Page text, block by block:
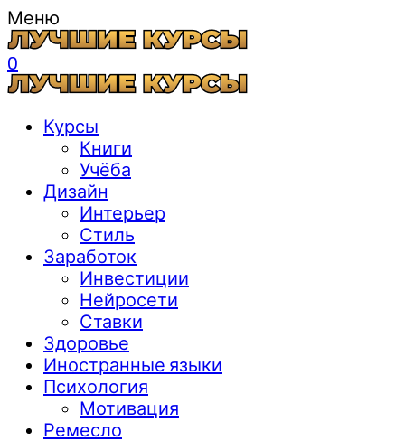
Меню
0
Курсы
Книги
Учёба
Дизайн
Интерьер
Стиль
Заработок
Инвестиции
Нейросети
Ставки
Здоровье
Иностранные языки
Психология
Мотивация
Ремесло